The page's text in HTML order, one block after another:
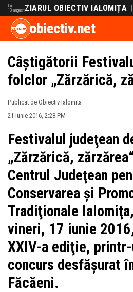
Luni
10 augustZIARUL OBIECTIV IALOMIȚA |
obiectiv.net
Câștigătorii
folclor „Zărzărică,
Publicat de Obiectiv Ialomita
21 iunie 2016, 2:28 PM
Festivalul judeţean
„Zărzărică,
Centrul Judeţean
Conservarea şi
Tradiţionale
vineri, 17 iunie
XXIV-a ediţie,
concurs desfăşurat
Făcăeni.